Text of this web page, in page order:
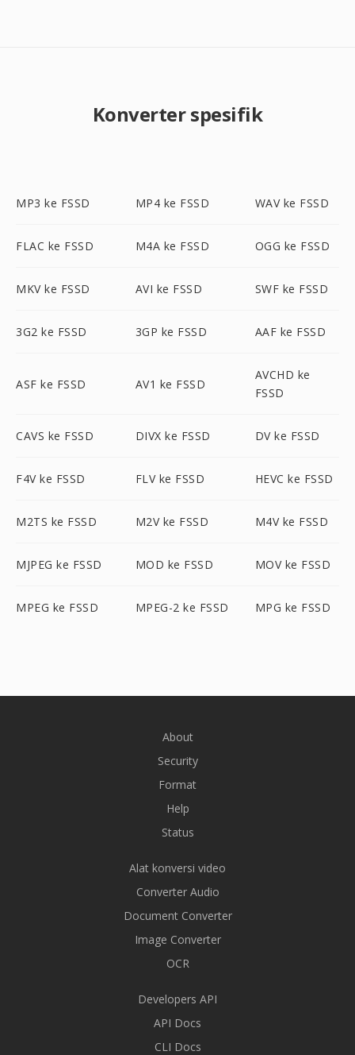
Konverter spesifik
MP3 ke FSSD MP4 ke FSSD WAV ke FSSD
FLAC ke FSSD M4A ke FSSD OGG ke FSSD
MKV ke FSSD AVI ke FSSD SWF ke FSSD
3G2 ke FSSD 3GP ke FSSD AAF ke FSSD
ASF ke FSSD AV1 ke FSSD
AVCHD ke
FSSD
CAVS ke FSSD DIVX ke FSSD DV ke FSSD
F4V ke FSSD FLV ke FSSD HEVC ke FSSD
M2TS ke FSSD M2V ke FSSD M4V ke FSSD
MJPEG ke FSSD MOD ke FSSD MOV ke FSSD
MPEG ke FSSD MPEG-2 ke FSSD MPG ke FSSD
About
Security
Format
Help
Status
Alat konversi video
Converter Audio
Document Converter
Image Converter
OCR
Developers API
API Docs
CLI Docs